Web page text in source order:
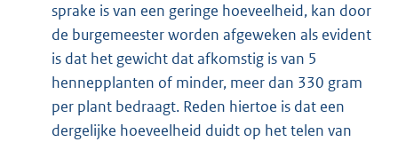
sprake is van een geringe hoeveelheid, kan door
de burgemeester worden afgeweken als evident
is dat het gewicht dat afkomstig is van 5
hennepplanten of minder, meer dan 330 gram
per plant bedraagt. Reden hiertoe is dat een
dergelijke hoeveelheid duidt op het telen van